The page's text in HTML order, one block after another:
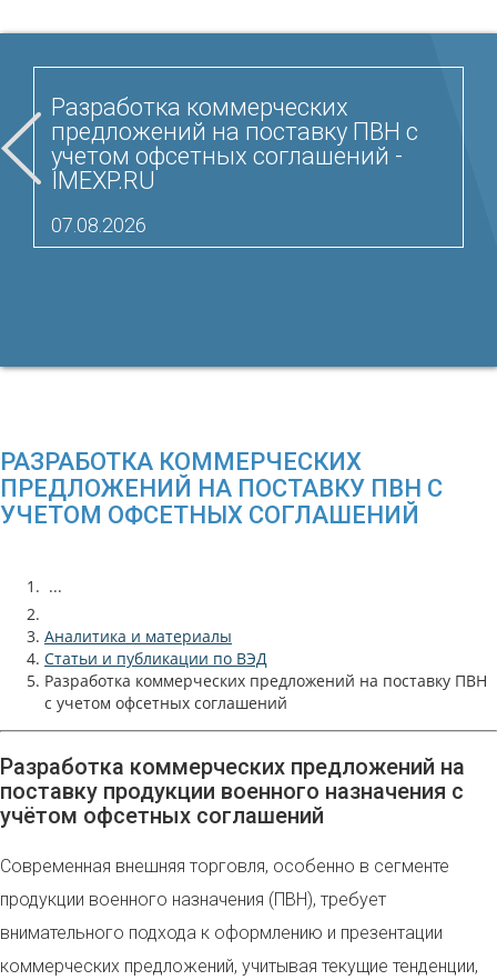
Разработка коммерческих
предложений на поставку ПВН с
учетом офсетных соглашений -
IMEXP.RU
07.08.2026
РАЗРАБОТКА КОММЕРЧЕСКИХ
ПРЕДЛОЖЕНИЙ НА ПОСТАВКУ ПВН С
УЧЕТОМ ОФСЕТНЫХ СОГЛАШЕНИЙ
...
Аналитика и материалы
Статьи и публикации по ВЭД
Разработка коммерческих предложений на поставку ПВН
с учетом офсетных соглашений
Разработка коммерческих предложений на
поставку продукции военного назначения с
учётом офсетных соглашений
Современная внешняя торговля, особенно в сегменте
продукции военного назначения (ПВН), требует
внимательного подхода к оформлению и презентации
коммерческих предложений, учитывая текущие тенденции,